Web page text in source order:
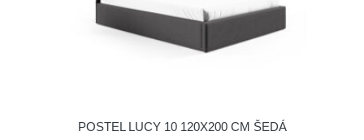
POSTEL LUCY 10 120X200 CM ŠEDÁ